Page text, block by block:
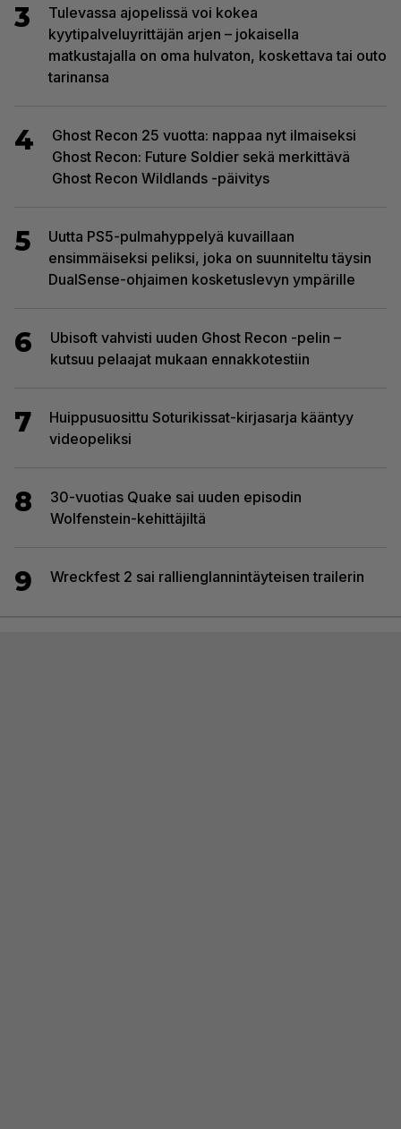
3
Tulevassa ajopelissä voi kokea
kyytipalveluyrittäjän arjen – jokaisella
matkustajalla on oma hulvaton, koskettava tai outo
tarinansa
4
Ghost Recon 25 vuotta: nappaa nyt ilmaiseksi
Ghost Recon: Future Soldier sekä merkittävä
Ghost Recon Wildlands -päivitys
5
Uutta PS5-pulmahyppelyä kuvaillaan
ensimmäiseksi peliksi, joka on suunniteltu täysin
DualSense-ohjaimen kosketuslevyn ympärille
6
Ubisoft vahvisti uuden Ghost Recon -pelin –
kutsuu pelaajat mukaan ennakkotestiin
7
Huippusuosittu Soturikissat-kirjasarja kääntyy
videopeliksi
8
30-vuotias Quake sai uuden episodin
Wolfenstein-kehittäjiltä
9 Wreckfest 2 sai rallienglannintäyteisen trailerin